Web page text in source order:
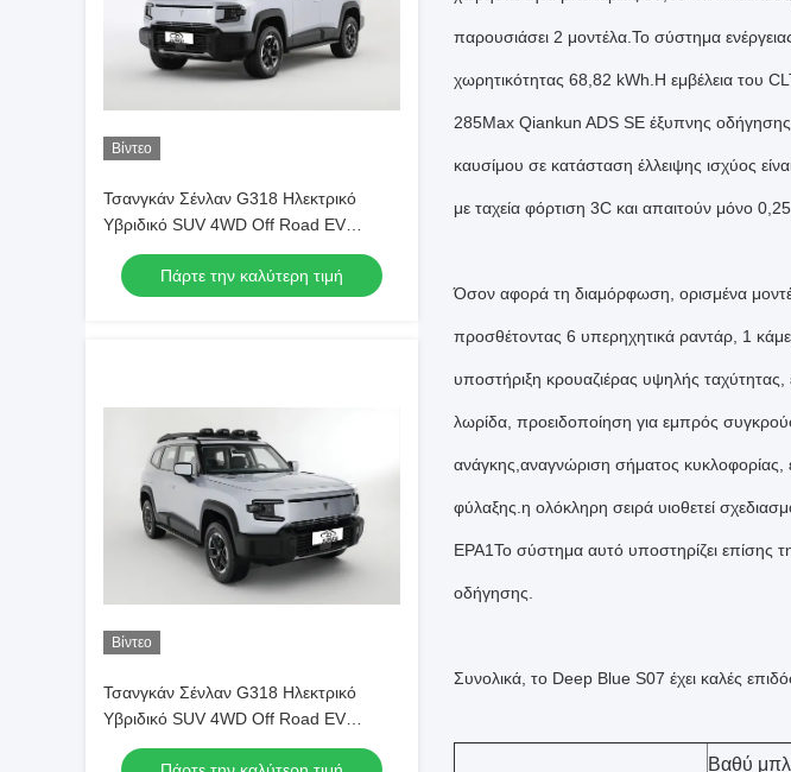
Βίντεο
Τσανγκάν Σένλαν G318 Ηλεκτρικό
Υβριδικό SUV 4WD Off Road EV
Αυτοκίνητο Νέα Ενέργεια Οχήμα
Πάρτε την καλύτερη τιμή
Βίντεο
Τσανγκάν Σένλαν G318 Ηλεκτρικό
Υβριδικό SUV 4WD Off Road EV
Αυτοκίνητο Νέα Ενέργεια Οχήμα
παρουσιάσει 2 μοντέλα.Το σύστημα
χωρητικότητας 68,82 kWh.Η εμβέλεια του
285Max Qiankun ADS SE έξυπνης οδήγησης
καυσίμου σε κατάσταση έλλειψης ισχύος
με ταχεία φόρτιση 3C και απαιτούν μόνο
Όσον αφορά τη διαμόρφωση, ορισμένα
προσθέτοντας 6 υπερηχητικά ραντάρ, 1
υποστήριξη κρουαζιέρας υψηλής
λωρίδα, προειδοποίηση για εμπρός
ανάγκης,αναγνώριση σήματος
φύλαξης.η ολόκληρη σειρά υιοθετεί
EPA1Το σύστημα αυτό υποστηρίζει επίσης
οδήγησης.
Συνολικά, το Deep Blue S07 έχει καλές
Βαθύ